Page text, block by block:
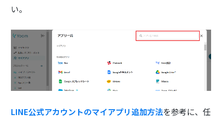
い。
LINE公式アカウントのマイアプリ追加方法を参考に、任